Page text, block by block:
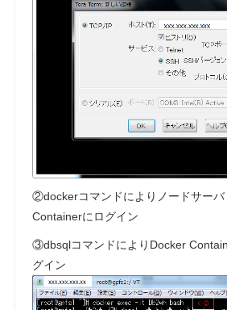
②dockerコマンドによりノードサー
Containerにログイン
③dbsqlコマンドによりDocker
グイン